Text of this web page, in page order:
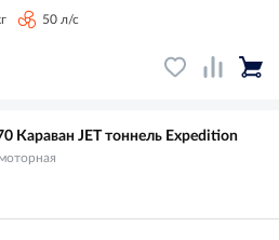
50 л/с
Караван JET тоннель Expedition
моторная